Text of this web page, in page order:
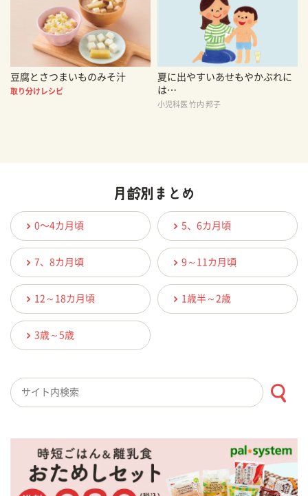
豆腐とさつまいものみそ汁
取り分けレシピ
夏に出やすいあせもやかぶれに
は…
小児科医 竹内 邦子
0〜4カ月頃 5、6カ月頃
7、8カ月頃 9～11カ月頃
12～18カ月頃 1歳半～2歳
3歳～5歳
検索キーワード入力